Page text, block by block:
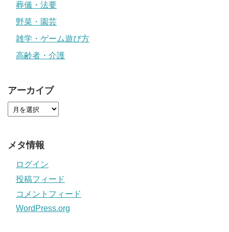
葬儀・法要
野菜・園芸
雑学・ゲーム遊び方
高齢者・介護
アーカイブ
メタ情報
ログイン
投稿フィード
コメントフィード
WordPress.org